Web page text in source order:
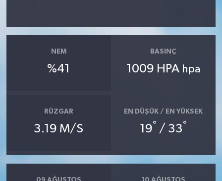
NEM
%41
BASINÇ
1009 HPA hpa
RÜZGAR
3.19 M/S
EN DÜŞÜK / EN YÜKSEK
19° / 33°